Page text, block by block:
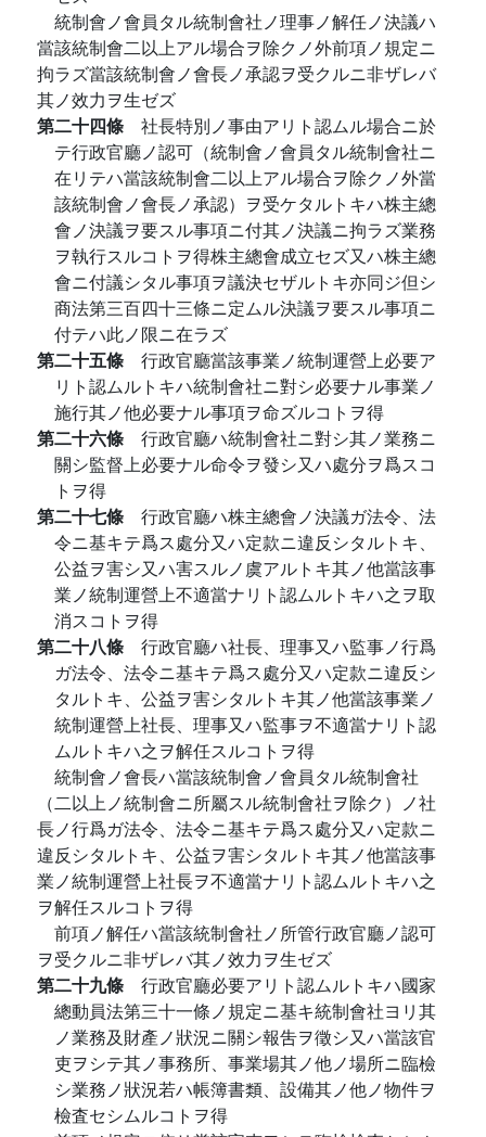
統制會ノ會員タル統制會社ノ理事ノ解任ノ決議ハ
當該統制會二以上アル場合ヲ除クノ外前項ノ規定ニ
拘ラズ當該統制會ノ會長ノ承認ヲ受クルニ非ザレバ
其ノ效力ヲ生ゼズ
第二十四條 社長特別ノ事由アリト認ムル場合ニ於
テ行政官廳ノ認可（統制會ノ會員タル統制會社ニ
在リテハ當該統制會二以上アル場合ヲ除クノ外當
該統制會ノ會長ノ承認）ヲ受ケタルトキハ株主總
會ノ決議ヲ要スル事項ニ付其ノ決議ニ拘ラズ業務
ヲ執行スルコトヲ得株主總會成立セズ又ハ株主總
會ニ付議シタル事項ヲ議決セザルトキ亦同ジ但シ
商法第三百四十三條ニ定ムル決議ヲ要スル事項ニ
付テハ此ノ限ニ在ラズ
第二十五條 行政官廳當該事業ノ統制運營上必要ア
リト認ムルトキハ統制會社ニ對シ必要ナル事業ノ
施行其ノ他必要ナル事項ヲ命ズルコトヲ得
第二十六條 行政官廳ハ統制會社ニ對シ其ノ業務ニ
關シ監督上必要ナル命令ヲ發シ又ハ處分ヲ爲スコ
トヲ得
第二十七條 行政官廳ハ株主總會ノ決議ガ法令、法
令ニ基キテ爲ス處分又ハ定款ニ違反シタルトキ、
公益ヲ害シ又ハ害スルノ虞アルトキ其ノ他當該事
業ノ統制運營上不適當ナリト認ムルトキハ之ヲ取
消スコトヲ得
第二十八條 行政官廳ハ社長、理事又ハ監事ノ行爲
ガ法令、法令ニ基キテ爲ス處分又ハ定款ニ違反シ
タルトキ、公益ヲ害シタルトキ其ノ他當該事業ノ
統制運營上社長、理事又ハ監事ヲ不適當ナリト認
ムルトキハ之ヲ解任スルコトヲ得
統制會ノ會長ハ當該統制會ノ會員タル統制會社
（二以上ノ統制會ニ所屬スル統制會社ヲ除ク）ノ社
長ノ行爲ガ法令、法令ニ基キテ爲ス處分又ハ定款ニ
違反シタルトキ、公益ヲ害シタルトキ其ノ他當該事
業ノ統制運營上社長ヲ不適當ナリト認ムルトキハ之
ヲ解任スルコトヲ得
前項ノ解任ハ當該統制會社ノ所管行政官廳ノ認可
ヲ受クルニ非ザレバ其ノ效力ヲ生ゼズ
第二十九條 行政官廳必要アリト認ムルトキハ國家
總動員法第三十一條ノ規定ニ基キ統制會社ヨリ其
ノ業務及財產ノ狀況ニ關シ報吿ヲ徵シ又ハ當該官
吏ヲシテ其ノ事務所、事業場其ノ他ノ場所ニ臨檢
シ業務ノ狀況若ハ帳簿書類、設備其ノ他ノ物件ヲ
檢査セシムルコトヲ得